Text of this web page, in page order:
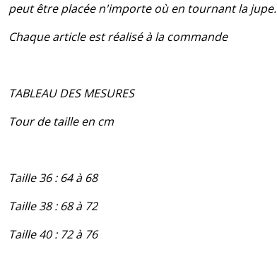
peut être placée n'importe où en tournant la jupe.
Chaque article est réalisé à la commande
TABLEAU DES MESURES
Tour de taille en cm
Taille 36 : 64 à 68
Taille 38 : 68 à 72
Taille 40 : 72 à 76